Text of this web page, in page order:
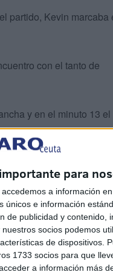
para
a información
e información
de publicidad y contenido,
socios podemos
de dispositivos.
1733 socios para que
a información más
partido, Kevin marcaba
con el tanto de
y en el minuto 13 el
15, Musa hacía el 2-2